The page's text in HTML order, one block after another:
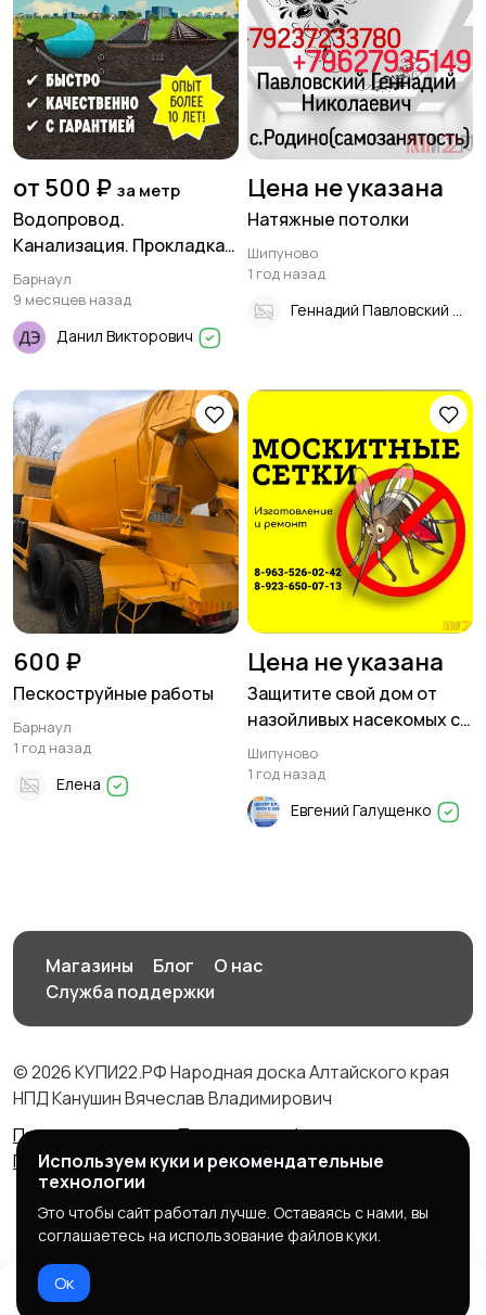
от 500 ₽ за метр
Водопровод.
Канализация. Прокладка
труб методом ГНБ
Барнаул
9 месяцев назад
Данил Викторович
Цена не указана
Натяжные потолки
Шипуново
1 год назад
Геннадий Павловский
600 ₽
Пескоструйные работы
Барнаул
1 год назад
Елена
Цена не указана
Защитите свой дом от
назойливых насекомых с
помощью москитных
сеток
Шипуново
1 год назад
Евгений Галущенко
Магазины Блог
О нас
Служба поддержки
© 2026 КУПИ22.РФ Народная доска Алтайского края
НПД Канушин Вячеслав Владимирович
Правила сервиса
Политика конфиденциальности
Политика использования cookie
Используем куки и рекомендательные
технологии
Это чтобы сайт работал лучше. Оставаясь с нами, вы
соглашаетесь на использование файлов куки.
Ок